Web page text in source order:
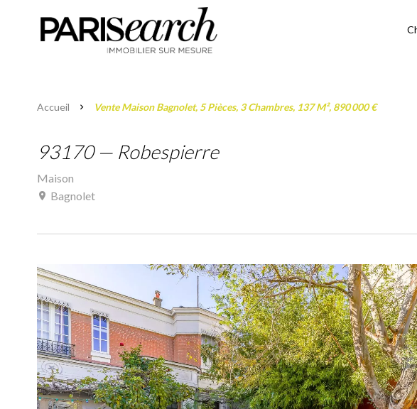
Accueil Vente Maison Bagnolet, 5 Pièces, 3 Chambres, 137 M², 890 000 €
93170 — Robespierre
Maison
Bagnolet